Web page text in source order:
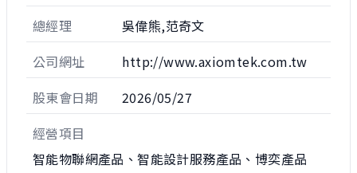
總經理
吳偉熊,范奇文
公司網址
http://www.axiomtek.com.tw
股東會日期
2026/05/27
經營項目
智能物聯網產品、智能設計服務產品、博奕產品